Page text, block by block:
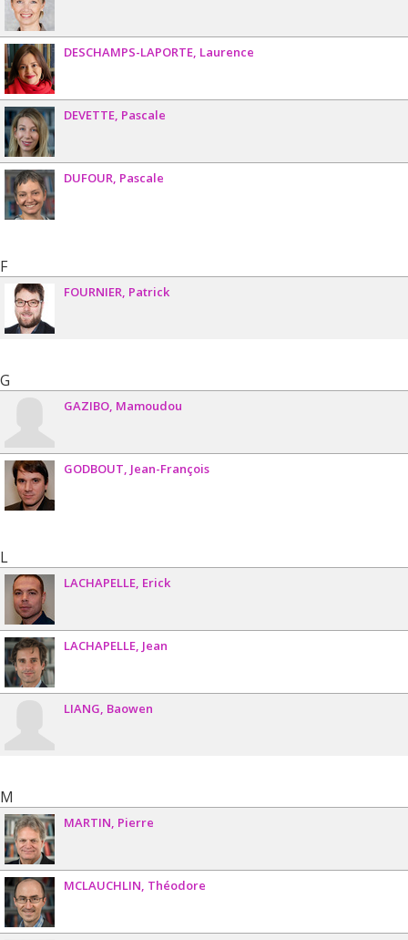
DESCHAMPS-LAPORTE Laurence
DEVETTE Pascale
DUFOUR Pascale
F
FOURNIER Patrick
G
GAZIBO Mamoudou
GODBOUT Jean-François
L
LACHAPELLE Erick
LACHAPELLE Jean
LIANG Baowen
M
MARTIN Pierre
MCLAUCHLIN Théodore